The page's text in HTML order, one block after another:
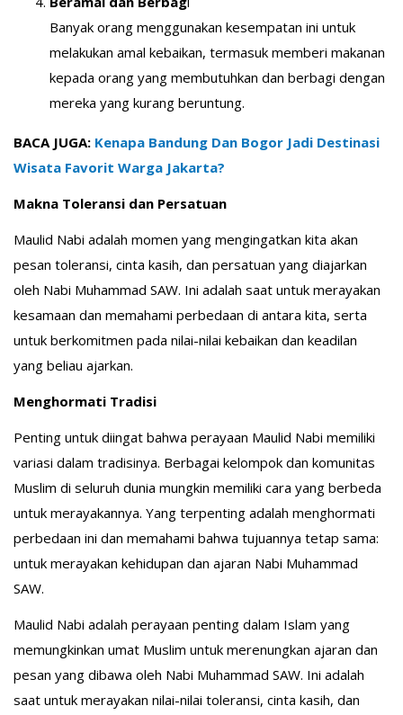
Banyak orang menggunakan kesempatan ini untuk
melakukan amal kebaikan, termasuk memberi makanan
kepada orang yang membutuhkan dan berbagi dengan
mereka yang kurang beruntung.
BACA JUGA: Kenapa Bandung Dan Bogor Jadi Destinasi
Wisata Favorit Warga Jakarta?
Makna Toleransi dan Persatuan
Maulid Nabi adalah momen yang mengingatkan kita akan
pesan toleransi, cinta kasih, dan persatuan yang diajarkan
oleh Nabi Muhammad SAW. Ini adalah saat untuk merayakan
kesamaan dan memahami perbedaan di antara kita, serta
untuk berkomitmen pada nilai-nilai kebaikan dan keadilan
yang beliau ajarkan.
Menghormati Tradisi
Penting untuk diingat bahwa perayaan Maulid Nabi memiliki
variasi dalam tradisinya. Berbagai kelompok dan komunitas
Muslim di seluruh dunia mungkin memiliki cara yang berbeda
untuk merayakannya. Yang terpenting adalah menghormati
perbedaan ini dan memahami bahwa tujuannya tetap sama:
untuk merayakan kehidupan dan ajaran Nabi Muhammad
SAW.
Maulid Nabi adalah perayaan penting dalam Islam yang
memungkinkan umat Muslim untuk merenungkan ajaran dan
pesan yang dibawa oleh Nabi Muhammad SAW. Ini adalah
saat untuk merayakan nilai-nilai toleransi, cinta kasih, dan